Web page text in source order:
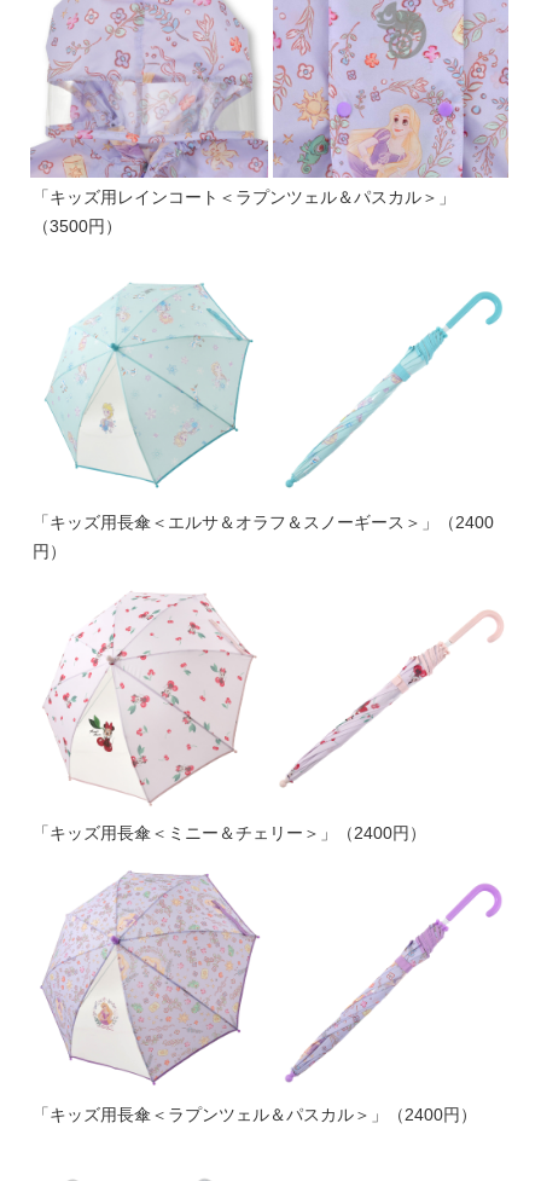
「キッズ用レインコート＜ラプンツェル＆パスカル＞」
（3500円）
「キッズ用長傘＜エルサ＆オラフ＆スノーギース＞」（2400
円）
「キッズ用長傘＜ミニー＆チェリー＞」（2400円）
「キッズ用長傘＜ラプンツェル＆パスカル＞」（2400円）